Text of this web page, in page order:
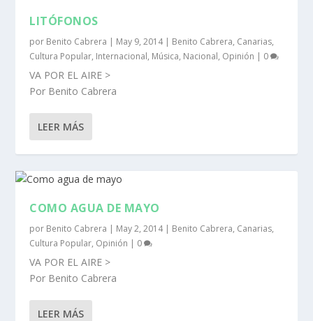
LITÓFONOS
por Benito Cabrera | May 9, 2014| Benito Cabrera, Canarias,
Cultura Popular, Internacional, Música, Nacional, Opinión | 0
VA POR EL AIRE >
Por Benito Cabrera
LEER MÁS
COMO AGUA DE MAYO
por Benito Cabrera | May 2, 2014| Benito Cabrera, Canarias,
Cultura Popular, Opinión | 0
VA POR EL AIRE >
Por Benito Cabrera
LEER MÁS